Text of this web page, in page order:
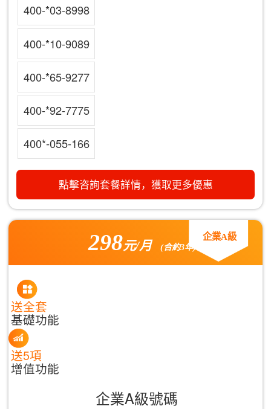
400-*03-8998
400-*10-9089
400-*65-9277
400-*92-7775
400*-055-166
點擊咨詢套餐詳情，獲取更多優惠
298元/月 (合約3年)
企業A級
送全套
基礎功能
送5項
增值功能
企業A級號碼